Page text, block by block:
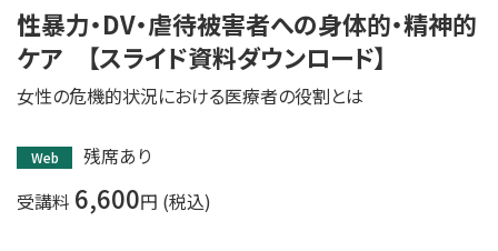
性暴力・DV・虐待被害者への身体的・精神的
ケア 【スライド資料ダウンロード】
女性の危機的状況における医療者の役割とは
Web
残席あり
受講料 6,600円 (税込)